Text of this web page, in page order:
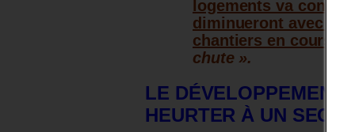
logements va
diminueront avec un
chantiers en cours
chute ».
LE DÉVELOPPEMENT
HEURTER À UN